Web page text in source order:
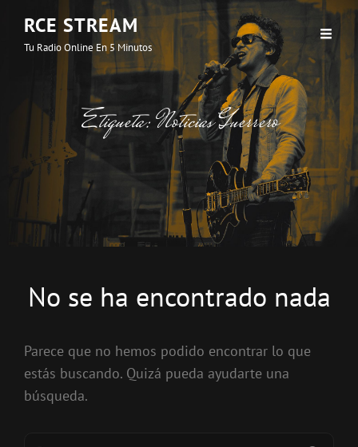
RCE STREAM
Tu Radio Online En 5 Minutos
Etiqueta:Noticias Guerrero
No se ha encontrado nada
Parece que no hemos podido encontrar lo que
estás buscando. Quizá pueda ayudarte una
búsqueda.